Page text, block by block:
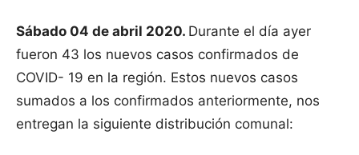
Sábado 04 de abril 2020. Durante el día ayer
fueron 43 los nuevos casos confirmados de
COVID- 19 en la región. Estos nuevos casos
sumados a los confirmados anteriormente, nos
entregan la siguiente distribución comunal: